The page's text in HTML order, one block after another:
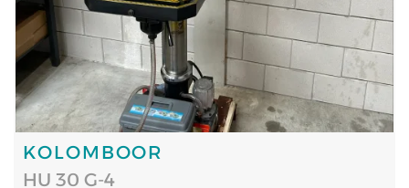
KOLOMBOOR
HU 30 G-4